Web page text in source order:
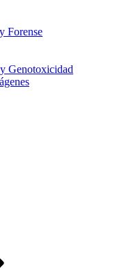
Forense
Genotoxicidad